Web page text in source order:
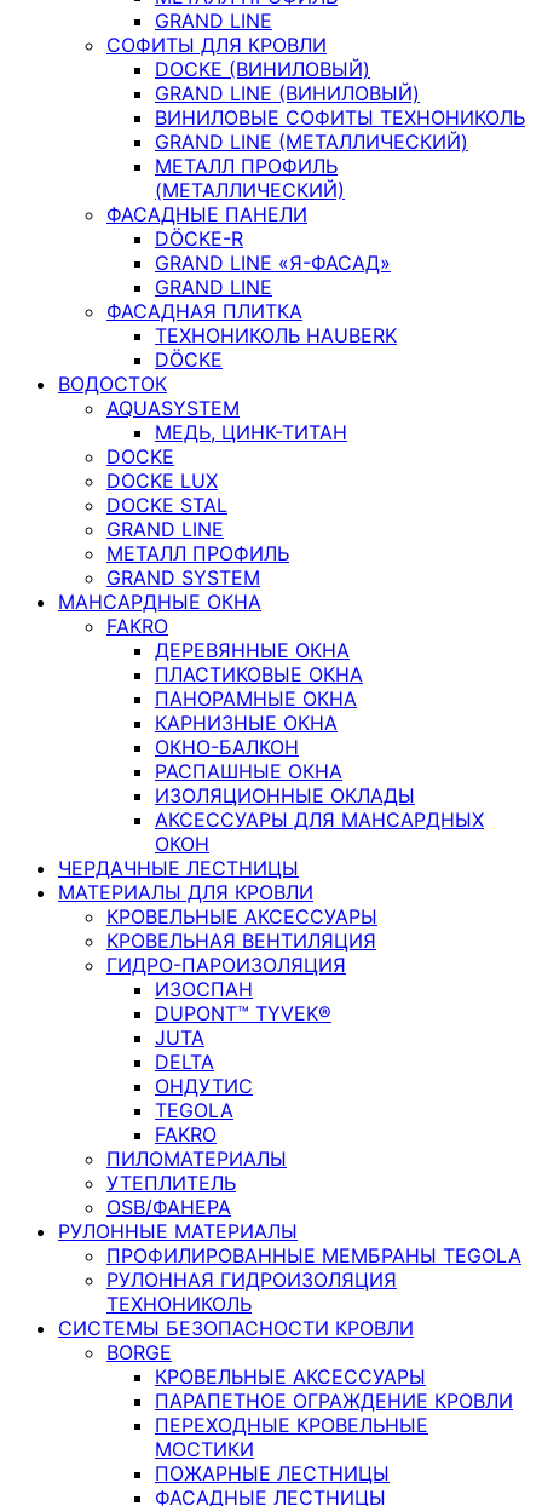
GRAND LINE
СОФИТЫ ДЛЯ КРОВЛИ
DOCKE (ВИНИЛОВЫЙ)
GRAND LINE (ВИНИЛОВЫЙ)
ВИНИЛОВЫЕ СОФИТЫ ТЕХНОНИКОЛЬ
GRAND LINE (МЕТАЛЛИЧЕСКИЙ)
МЕТАЛЛ ПРОФИЛЬ
(МЕТАЛЛИЧЕСКИЙ)
ФАСАДНЫЕ ПАНЕЛИ
DÖCKE-R
GRAND LINE «Я-ФАСАД»
GRAND LINE
ФАСАДНАЯ ПЛИТКА
ТЕХНОНИКОЛЬ HAUBERK
DÖCKE
ВОДОСТОК
AQUASYSTEM
МЕДЬ, ЦИНК-ТИТАН
DOCKE
DOCKE LUX
DOCKE STAL
GRAND LINE
МЕТАЛЛ ПРОФИЛЬ
GRAND SYSTEM
МАНСАРДНЫЕ ОКНА
FAKRO
ДЕРЕВЯННЫЕ ОКНА
ПЛАСТИКОВЫЕ ОКНА
ПАНОРАМНЫЕ ОКНА
КАРНИЗНЫЕ ОКНА
ОКНО-БАЛКОН
РАСПАШНЫЕ ОКНА
ИЗОЛЯЦИОННЫЕ ОКЛАДЫ
АКСЕССУАРЫ ДЛЯ МАНСАРДНЫХ
ОКОН
ЧЕРДАЧНЫЕ ЛЕСТНИЦЫ
МАТЕРИАЛЫ ДЛЯ КРОВЛИ
КРОВЕЛЬНЫЕ АКСЕССУАРЫ
КРОВЕЛЬНАЯ ВЕНТИЛЯЦИЯ
ГИДРО-ПАРОИЗОЛЯЦИЯ
ИЗОСПАН
DUPONT™ TYVEK®
JUTA
DELTA
ОНДУТИС
TEGOLA
FAKRO
ПИЛОМАТЕРИАЛЫ
УТЕПЛИТЕЛЬ
OSB/ФАНЕРА
РУЛОННЫЕ МАТЕРИАЛЫ
ПРОФИЛИРОВАННЫЕ МЕМБРАНЫ TEGOLA
РУЛОННАЯ ГИДРОИЗОЛЯЦИЯ
ТЕХНОНИКОЛЬ
СИСТЕМЫ БЕЗОПАСНОСТИ КРОВЛИ
BORGE
КРОВЕЛЬНЫЕ АКСЕССУАРЫ
ПАРАПЕТНОЕ ОГРАЖДЕНИЕ КРОВЛИ
ПЕРЕХОДНЫЕ КРОВЕЛЬНЫЕ
МОСТИКИ
ПОЖАРНЫЕ ЛЕСТНИЦЫ
ФАСАДНЫЕ ЛЕСТНИЦЫ